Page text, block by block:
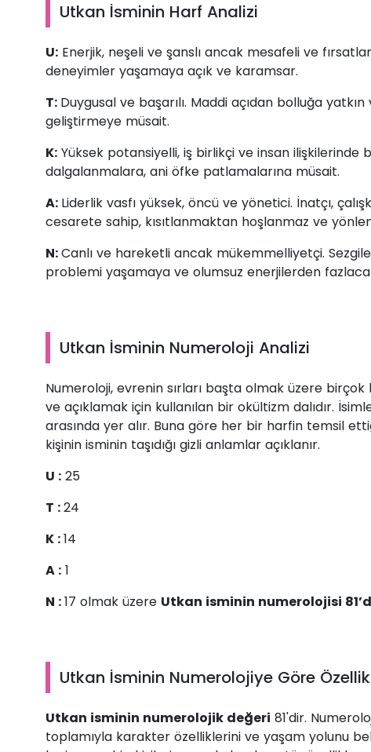
Utkan İsminin Harf Analizi
U: Enerjik, neşeli ve şanslı ancak mesafeli ve
deneyimler yaşamaya açık ve karamsar.
T: Duygusal ve başarılı. Maddi açıdan bolluğa
geliştirmeye müsait.
K: Yüksek potansiyelli, iş birlikçi ve insan ilişkilerinde
dalgalanmalara, ani öfke patlamalarına müsait.
A: Liderlik vasfı yüksek, öncü ve yönetici. İnatçı,
cesarete sahip, kısıtlanmaktan hoşlanmaz ve
N:Canlı ve hareketli ancak mükemmelliyetçi.
problemi yaşamaya ve olumsuz enerjilerden
Utkan İsminin Numeroloji Analizi
Numeroloji, evrenin sırları başta olmak üzere
ve açıklamak için kullanılan bir okültizm dalıdır.
arasında yer alır. Buna göre her bir harfin temsil
kişinin isminin taşıdığı gizli anlamlar açıklanır.
U : 25
T :24
K :14
A : 1
N :17 olmak üzere Utkan isminin numerolojisi
Utkan İsminin Numerolojiye Göre
Utkan isminin numerolojik değeri 81'dir.
toplamıyla karakter özelliklerini ve yaşam yolunu